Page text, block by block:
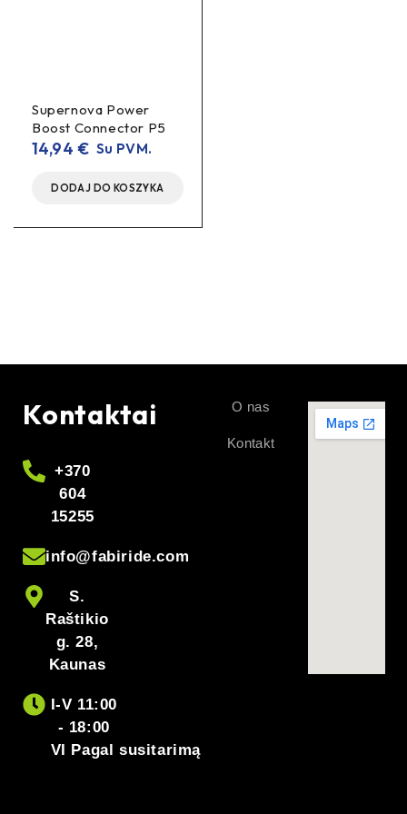
Supernova Power
Boost Connector P5
14,94€ Su PVM.
DODAJ DO KOSZYKA
Kontaktai
+370
604
15255
info@fabiride.com
S.
Raštikio
g. 28,
Kaunas
I-V 11:00
- 18:00
VI Pagal susitarimą
O nas
Kontakt